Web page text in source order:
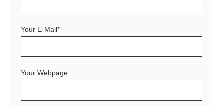
Your E-Mail*
Your Webpage